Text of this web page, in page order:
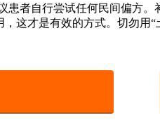
自行尝试任何民间偏方。
这才是有效的方式。切勿用“